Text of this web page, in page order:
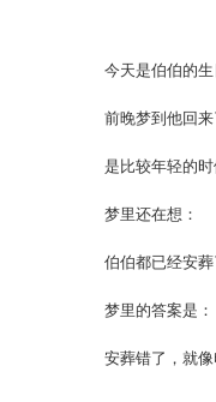
今天是伯伯的
前晚梦到他回来
是比较年轻的
梦里还在想：
伯伯都已经安
梦里的答案是：
安葬错了，就像